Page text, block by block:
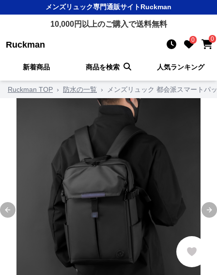
メンズリュック専門通販サイトRuckman
10,000円以上のご購入で送料無料
Ruckman 0 0
新着商品 商品を検索 人気ランキング
Ruckman TOP › 防水の一覧 › メンズリュック 都会派スマートパ
Previous slide